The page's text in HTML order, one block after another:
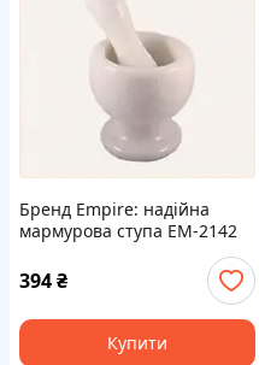
Бренд Empire: надійна
мармурова ступа EM-2142
394₴
Купити